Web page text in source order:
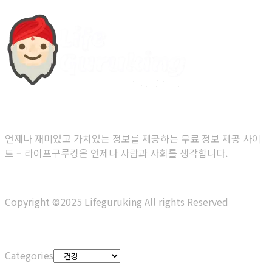
언제나 재미있고 가치있는 정보를 제공하는 무료 정보 제공 사이
트 – 라이프구루킹은 언제나 사람과 사회를 생각합니다.
Copyright ©2025 Lifeguruking All rights Reserved
Categories